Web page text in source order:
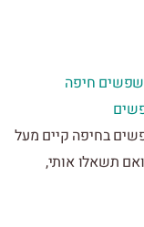
קיים מעל